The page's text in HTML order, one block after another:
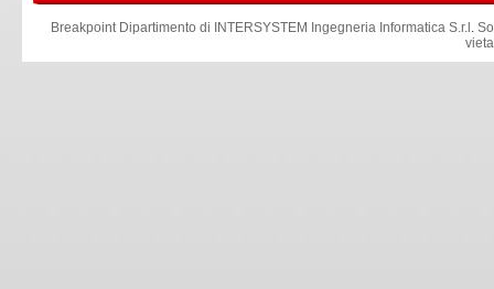
Breakpoint Dipartimento di INTERSYSTEM Ingegneria Informatica S.r.l .